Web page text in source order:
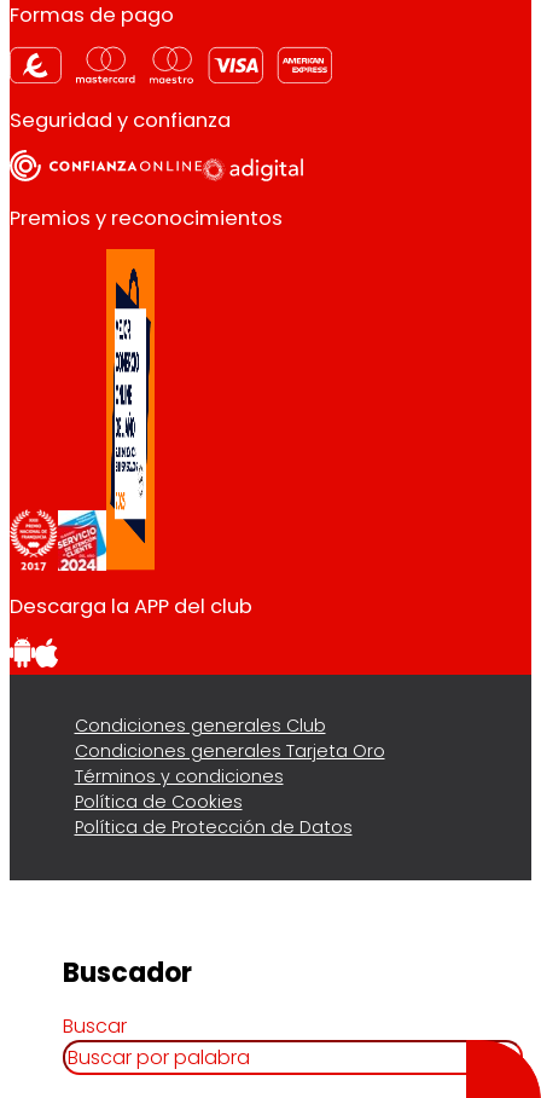
Formas de pago
Seguridad y confianza
Premios y reconocimientos
Descarga la APP del club
Condiciones generales Club
Condiciones generales Tarjeta Oro
Términos y condiciones
Política de Cookies
Política de Protección de Datos
Buscador
Buscar